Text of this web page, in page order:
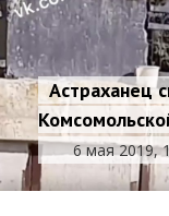
Астраханец
6 мая 2019,